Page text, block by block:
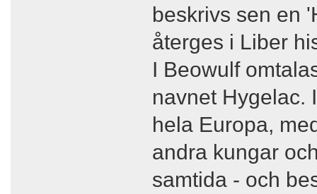
beskrivs sen en
återges i Liber
I Beowulf
navnet Hygelac.
hela Europa,
andra kungar
samtida - och